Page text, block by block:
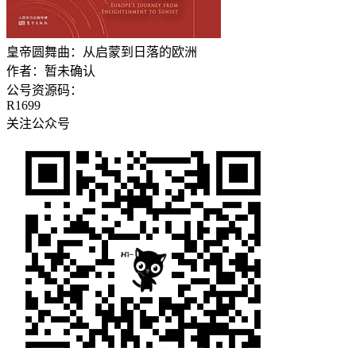
皇帝圆舞曲：从启蒙到日落的欧洲
作者： 暂未确认
公号资源码：
R1699
关注公众号